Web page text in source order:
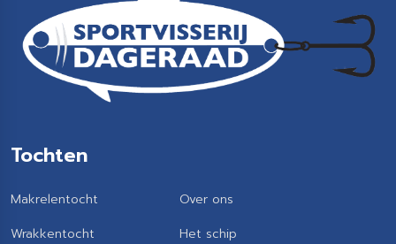
Tochten
Makrelentocht
Wrakkentocht
Over ons
Het schip